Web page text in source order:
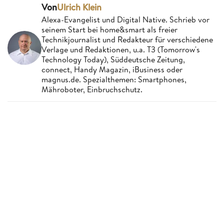
VonUlrich Klein
Alexa-Evangelist und Digital Native. Schrieb vor
seinem Start bei home&smart als freier
Technikjournalist und Redakteur für verschiedene
Verlage und Redaktionen, u.a. T3 (Tomorrow's
Technology Today), Süddeutsche Zeitung,
connect, Handy Magazin, iBusiness oder
magnus.de. Spezialthemen: Smartphones,
Mähroboter, Einbruchschutz.